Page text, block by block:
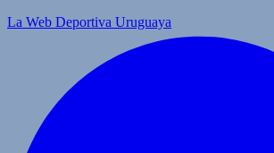
La Web Deportiva Uruguaya